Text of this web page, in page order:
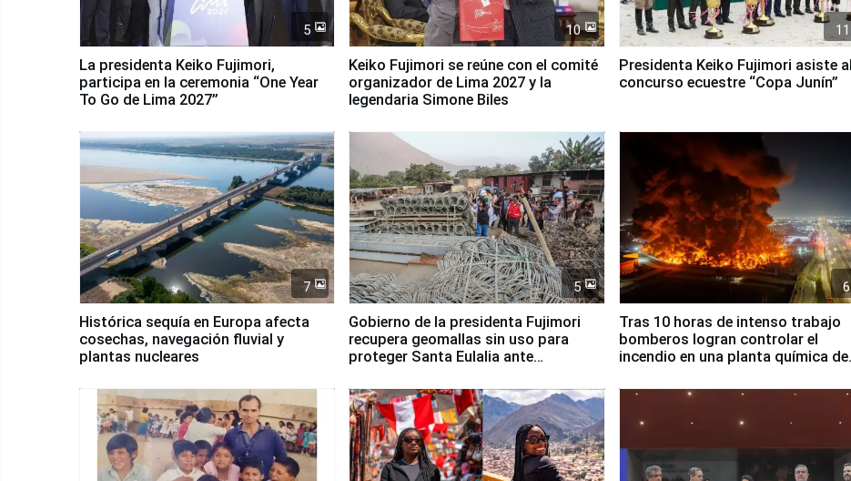
5
La presidenta Keiko Fujimori,
participa en la ceremonia “One Year
To Go de Lima 2027”
10
Keiko Fujimori se reúne con el comité
organizador de Lima 2027 y la
legendaria Simone Biles
11
Presidenta Keiko Fujimori asiste al
concurso ecuestre “Copa Junín”
7
Histórica sequía en Europa afecta
cosechas, navegación fluvial y
plantas nucleares
5
Gobierno de la presidenta Fujimori
recupera geomallas sin uso para
proteger Santa Eulalia ante
6
Tras 10 horas de intenso trabajo
bomberos logran controlar el
incendio en una planta química de